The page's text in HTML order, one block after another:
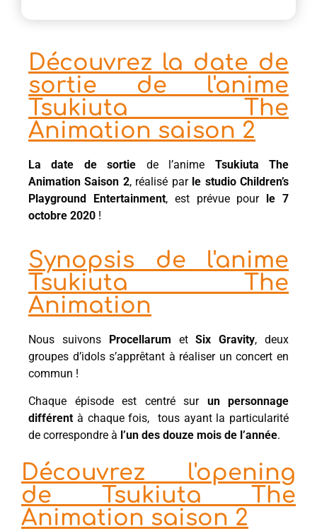
Découvrez la date de
sortie de l'anime
Tsukiuta The
Animation saison 2
La date de sortie de l’anime Tsukiuta The
Animation Saison 2, réalisé par le studio Children’s
Playground Entertainment, est prévue pour le 7
octobre 2020 !
Synopsis de l'anime
Tsukiuta The
Animation
Nous suivons Procellarum etSix Gravity, deux
groupes d’idols s’apprêtant à réaliser un concert en
commun !
Chaque épisode est centré sur un personnage
différent à chaque fois, tous ayant la particularité
de correspondre à l’un des douze mois de l’année.
Découvrez l'opening
de Tsukiuta The
Animation saison 2